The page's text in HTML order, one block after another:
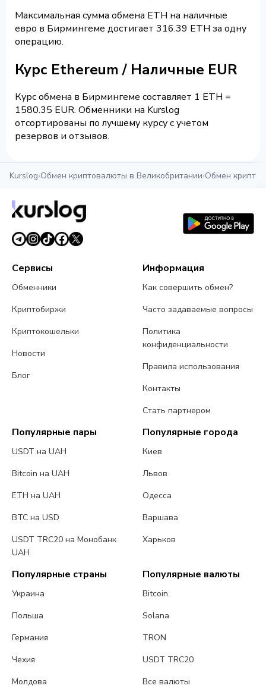
Максимальная сумма обмена ETH на наличные
евро в Бирмингеме достигает 316.39 ETH за одну
операцию.
Курс Ethereum / Наличные EUR
Курс обмена в Бирмингеме составляет 1 ETH =
1580.35 EUR. Обменники на Kurslog
отсортированы по лучшему курсу с учетом
резервов и отзывов.
Kurslog›Обмен криптовалюты в Великобритании›Обмен
Сервисы
Обменники
Криптобиржи
Криптокошельки
Новости
Блог
Информация
Как совершить обмен?
Часто задаваемые вопросы
Политика
конфиденциальности
Правила использования
Контакты
Стать партнером
Популярные пары
USDT на UAH
Bitcoin на UAH
ETH на UAH
BTC на USD
USDT TRC20 на Монобанк
UAH
Популярные города
Киев
Львов
Одесса
Варшава
Харьков
Популярные страны
Украина
Польша
Германия
Чехия
Молдова
Популярные валюты
Bitcoin
Solana
TRON
USDT TRC20
Все валюты